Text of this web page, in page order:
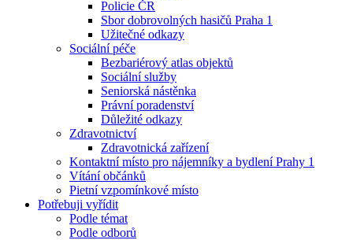
Policie ČR
Sbor dobrovolných hasičů Praha 1
Užitečné odkazy
Sociální péče
Bezbariérový atlas objektů
Sociální služby
Seniorská nástěnka
Právní poradenství
Důležité odkazy
Zdravotnictví
Zdravotnická zařízení
Kontaktní místo pro nájemníky a bydlení Prahy 1
Vítání občánků
Pietní vzpomínkové místo
Potřebuji vyřídit
Podle témat
Podle odborů